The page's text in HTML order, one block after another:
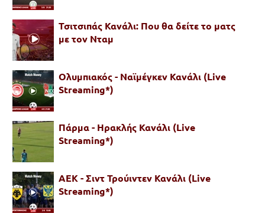
Τσιτσιπάς Κανάλι: Που θα δείτε το ματς
με τον Νταμ
Ολυμπιακός - Ναϊμέγκεν Κανάλι (Live
Streaming*)
Πάρμα - Ηρακλής Κανάλι (Live
Streaming*)
ΑΕΚ - Σιντ Τρούιντεν Κανάλι (Live
Streaming*)